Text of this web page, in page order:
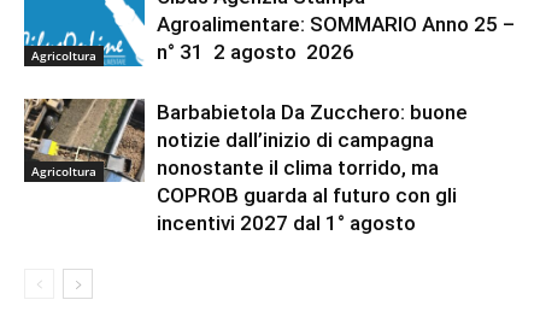
Agricoltura
Agroalimentare: SOMMARIO Anno 25 –
n° 31 2 agosto 2026
Agricoltura
Barbabietola Da Zucchero: buone
notizie dall’inizio di campagna
nonostante il clima torrido, ma
COPROB guarda al futuro con gli
incentivi 2027 dal 1° agosto